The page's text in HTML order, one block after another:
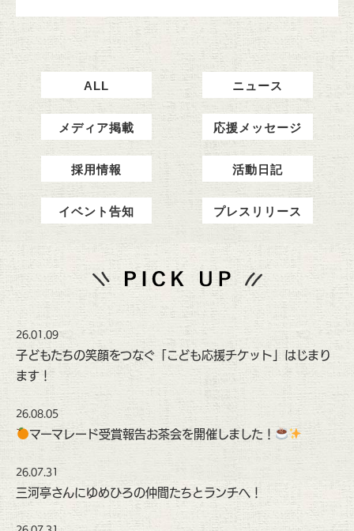
ALL ニュース
メディア掲載 応援メッセージ
採用情報 活動日記
イベント告知 プレスリリース
26.01.09
子どもたちの笑顔をつなぐ「こども応援チケット」はじまり
ます！
26.08.05
マーマレード受賞報告お茶会を開催しました！
26.07.31
三河亭さんにゆめひろの仲間たちとランチへ！